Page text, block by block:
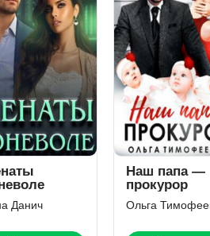
Данич
Наш папа —
прокурор
Ольга